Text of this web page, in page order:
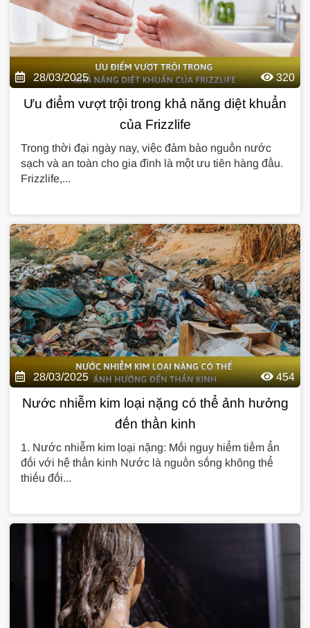
28/03/2025 320
Ưu điểm vượt trội trong khả năng diệt khuẩn
của Frizzlife
Trong thời đại ngày nay, việc đảm bảo nguồn nước
sạch và an toàn cho gia đình là một ưu tiên hàng đầu.
Frizzlife,...
28/03/2025 454
Nước nhiễm kim loại nặng có thể ảnh hưởng
đến thần kinh
1. Nước nhiễm kim loại nặng: Mối nguy hiểm tiềm ẩn
đối với hệ thần kinh Nước là nguồn sống không thể
thiếu đối...